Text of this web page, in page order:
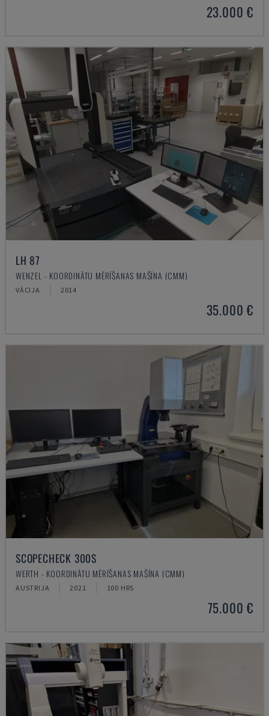
23.000 €
LH 87
WENZEL - KOORDINĀTU MĒRĪŠANAS MAŠĪNA (CMM)
VĀCIJA 2014
35.000 €
SCOPECHECK 300S
WERTH - KOORDINĀTU MĒRĪŠANAS MAŠĪNA (CMM)
AUSTRIJA 2021 100 HRS
75.000 €